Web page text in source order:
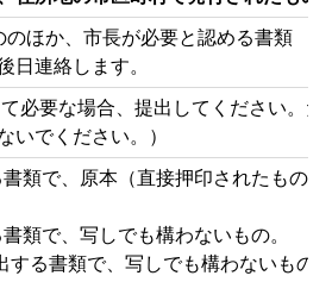
のほか、市長が必要と認める書類
日連絡します。
必要な場合、提出してください。た
いでください。）
類で、原本（直接押印されたもの
類で、写しでも構わないもの。
る書類で、写しでも構わないもの